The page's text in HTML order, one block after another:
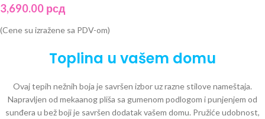
3,690.00 рсд
(Cene su izražene sa PDV-om)
Toplina u vašem domu
Ovaj tepih nežnih boja je savršen izbor uz razne stilove nameštaja.
Napravljen od mekaanog pliša sa gumenom podlogom i punjenjem od
sunđera u bež boji je savršen dodatak vašem domu. Pružiće udobnost,